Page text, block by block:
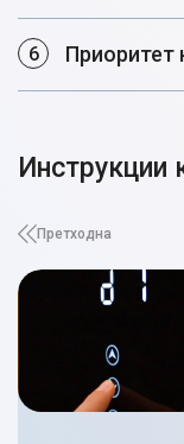
Приоритет
Инструкции
Претходна